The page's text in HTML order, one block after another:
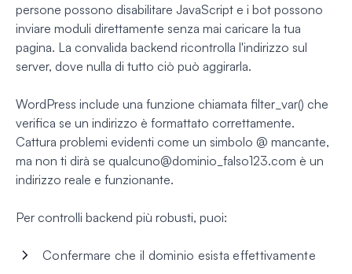
persone possono disabilitare JavaScript e i bot possono
inviare moduli direttamente senza mai caricare la tua
pagina. La convalida backend ricontrolla l'indirizzo sul
server, dove nulla di tutto ciò può aggirarla.
WordPress include una funzione chiamata filter_var() che
verifica se un indirizzo è formattato correttamente.
Cattura problemi evidenti come un simbolo @ mancante,
ma non ti dirà se qualcuno@dominio_falso123.com è un
indirizzo reale e funzionante.
Per controlli backend più robusti, puoi:
Confermare che il dominio esista effettivamente